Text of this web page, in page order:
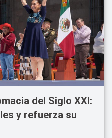
del Siglo XXI:
y refuerza su